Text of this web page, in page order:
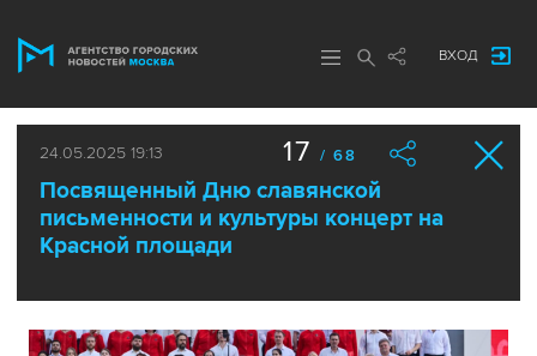
ВХОД
24.05.2025 19:13
Посвященный Дню славянской
письменности и культуры концерт на
Красной площади
17 / 68